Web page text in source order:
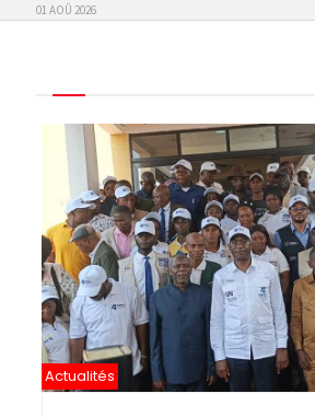
01 AOÛ 2026
Actualités
Pagination